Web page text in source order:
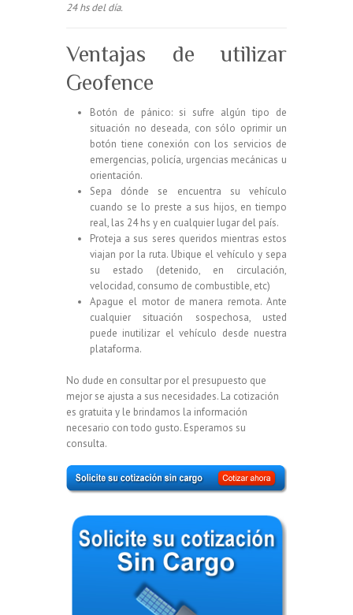
24 hs del día.
Ventajas de utilizar
Geofence
Botón de pánico: si sufre algún tipo de
situación no deseada, con sólo oprimir un
botón tiene conexión con los servicios de
emergencias, policía, urgencias mecánicas u
orientación.
Sepa dónde se encuentra su vehículo
cuando se lo preste a sus hijos, en tiempo
real, las 24 hs y en cualquier lugar del país.
Proteja a sus seres queridos mientras estos
viajan por la ruta. Ubique el vehículo y sepa
su estado (detenido, en circulación,
velocidad, consumo de combustible, etc)
Apague el motor de manera remota. Ante
cualquier situación sospechosa, usted
puede inutilizar el vehículo desde nuestra
plataforma.
No dude en consultar por el presupuesto que
mejor se ajusta a sus necesidades. La cotización
es gratuita y le brindamos la información
necesario con todo gusto. Esperamos su
consulta.